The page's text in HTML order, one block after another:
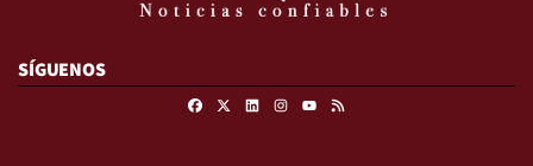
SÍGUENOS
FacebookLinkedinInstagram